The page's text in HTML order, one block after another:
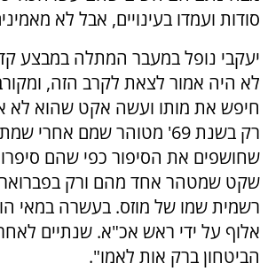
סודות ועמדו בעינויים, אבל לא
יעקבי נופל במעבר המתלה במבצע
לא היה אמור לצאת לקרב הזה,
חיפש את מותו ועשה אקט שהוא לא
רק בשנת 69' מטוהר שמם אחרי
שחושפים את הסיפור כפי שהם
רשמית שמו של מוזס. בעשרה במאי
אלוף על ידי ראש אכ"א. שנתיים
הביטחון ברק אות לאמו".